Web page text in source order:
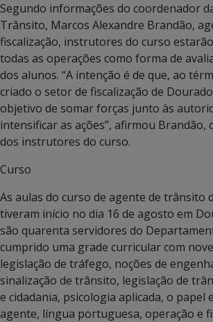
Segundo informações do coordenador
Trânsito, Marcos Alexandre Brandão,
fiscalização, instrutores do curso
todas as operações como forma de
dos alunos. “A intenção é de que, ao
criado o setor de fiscalização de
objetivo de somar forças junto às
intensificar as ações”, afirmou Brandão,
dos instrutores do curso.
Curso
As aulas do curso de agente de trânsito
tiveram início no dia 16 de agosto em
são quarenta servidores do
cumprido uma grade curricular com
legislação de tráfego, noções de
sinalização de trânsito, legislação de
e cidadania, psicologia aplicada, o papel
agente, língua portuguesa, operação e